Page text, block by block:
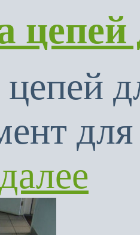
цепей